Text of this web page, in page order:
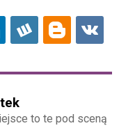
to te pod sceną